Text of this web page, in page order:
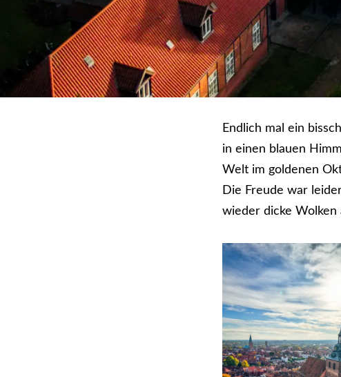
Endlich mal ein
in einen blauen
Welt im goldenen
Die Freude war
wieder dicke Wolken